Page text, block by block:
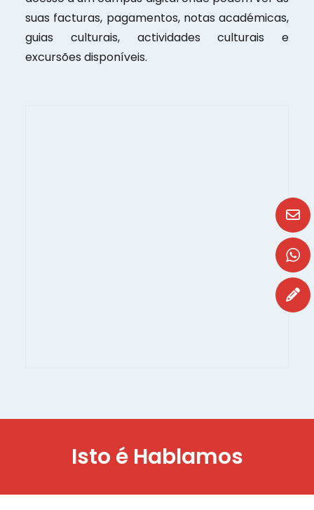
suas facturas, pagamentos, notas académicas,
guias culturais, actividades culturais e
excursões disponíveis.
Isto é Hablamos